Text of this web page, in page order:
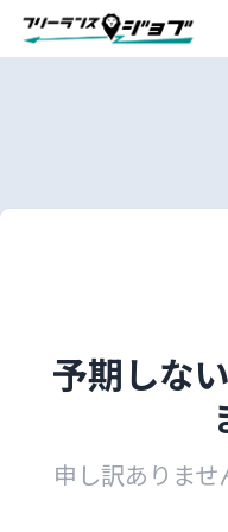
予期しな
申し訳ありま